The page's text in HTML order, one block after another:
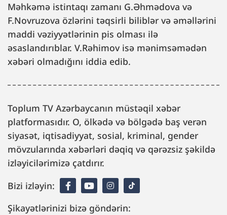
Məhkəmə istintaqı zamanı G.Əhmədova və
F.Novruzova özlərini təqsirli biliblər və əməllərini
maddi vəziyyətlərinin pis olması ilə
əsaslandırıblar. V.Rəhimov isə mənimsəmədən
xəbəri olmadığını iddia edib.
Toplum TV Azərbaycanın müstəqil xəbər
platformasıdır. O, ölkədə və bölgədə baş verən
siyasət, iqtisadiyyat, sosial, kriminal, gender
mövzularında xəbərləri dəqiq və qərəzsiz şəkildə
izləyicilərimizə çatdırır.
Bizi izləyin:
Şikayətlərinizi bizə göndərin: